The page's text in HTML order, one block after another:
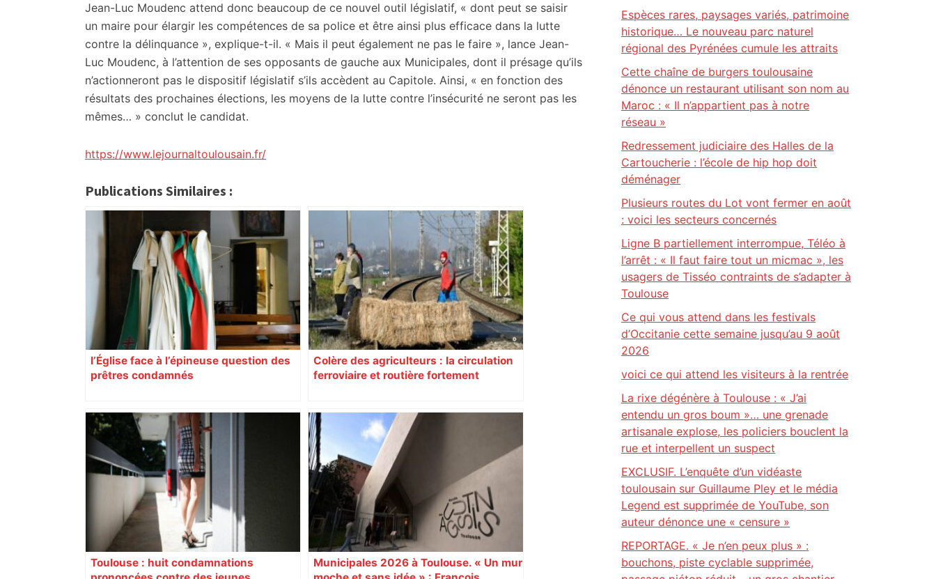
Jean-Luc Moudenc attend donc beaucoup de ce nouvel outil législatif, « dont peut se saisir
un maire pour élargir les compétences de sa police et être ainsi plus efficace dans la lutte
contre la délinquance », explique-t-il. « Mais il peut également ne pas le faire », lance Jean-
Luc Moudenc, à l’attention de ses opposants de gauche aux Municipales, dont il présage qu’ils
n’actionneront pas le dispositif législatif s’ils accèdent au Capitole. Ainsi, « en fonction des
résultats des prochaines élections, les moyens de la lutte contre l’insécurité ne seront pas les
mêmes… » conclut le candidat.
https://www.lejournaltoulousain.fr/
Publications Similaires :
l’Église face à l’épineuse question des
prêtres condamnés
Colère des agriculteurs : la circulation
ferroviaire et routière fortement
Toulouse : huit condamnations
Municipales 2026 à Toulouse. « Un mur
Espèces rares, paysages variés, patrimoine
historique… Le nouveau parc naturel
régional des Pyrénées cumule les attraits
Cette chaîne de burgers toulousaine
dénonce un restaurant utilisant son nom au
Maroc : « Il n’appartient pas à notre
réseau »
Redressement judiciaire des Halles de la
Cartoucherie : l’école de hip hop doit
déménager
Plusieurs routes du Lot vont fermer en août
: voici les secteurs concernés
Ligne B partiellement interrompue, Téléo à
l’arrêt : « Il faut faire tout un micmac », les
usagers de Tisséo contraints de s’adapter à
Toulouse
Ce qui vous attend dans les festivals
d’Occitanie cette semaine jusqu’au 9 août
2026
voici ce qui attend les visiteurs à la rentrée
La rixe dégénère à Toulouse : « J’ai
entendu un gros boum »… une grenade
artisanale explose, les policiers bouclent la
rue et interpellent un suspect
EXCLUSIF. L’enquête d’un vidéaste
toulousain sur Guillaume Pley et le média
Legend est supprimée de YouTube, son
auteur dénonce une « censure »
REPORTAGE. « Je n’en peux plus » :
bouchons, piste cyclable supprimée,